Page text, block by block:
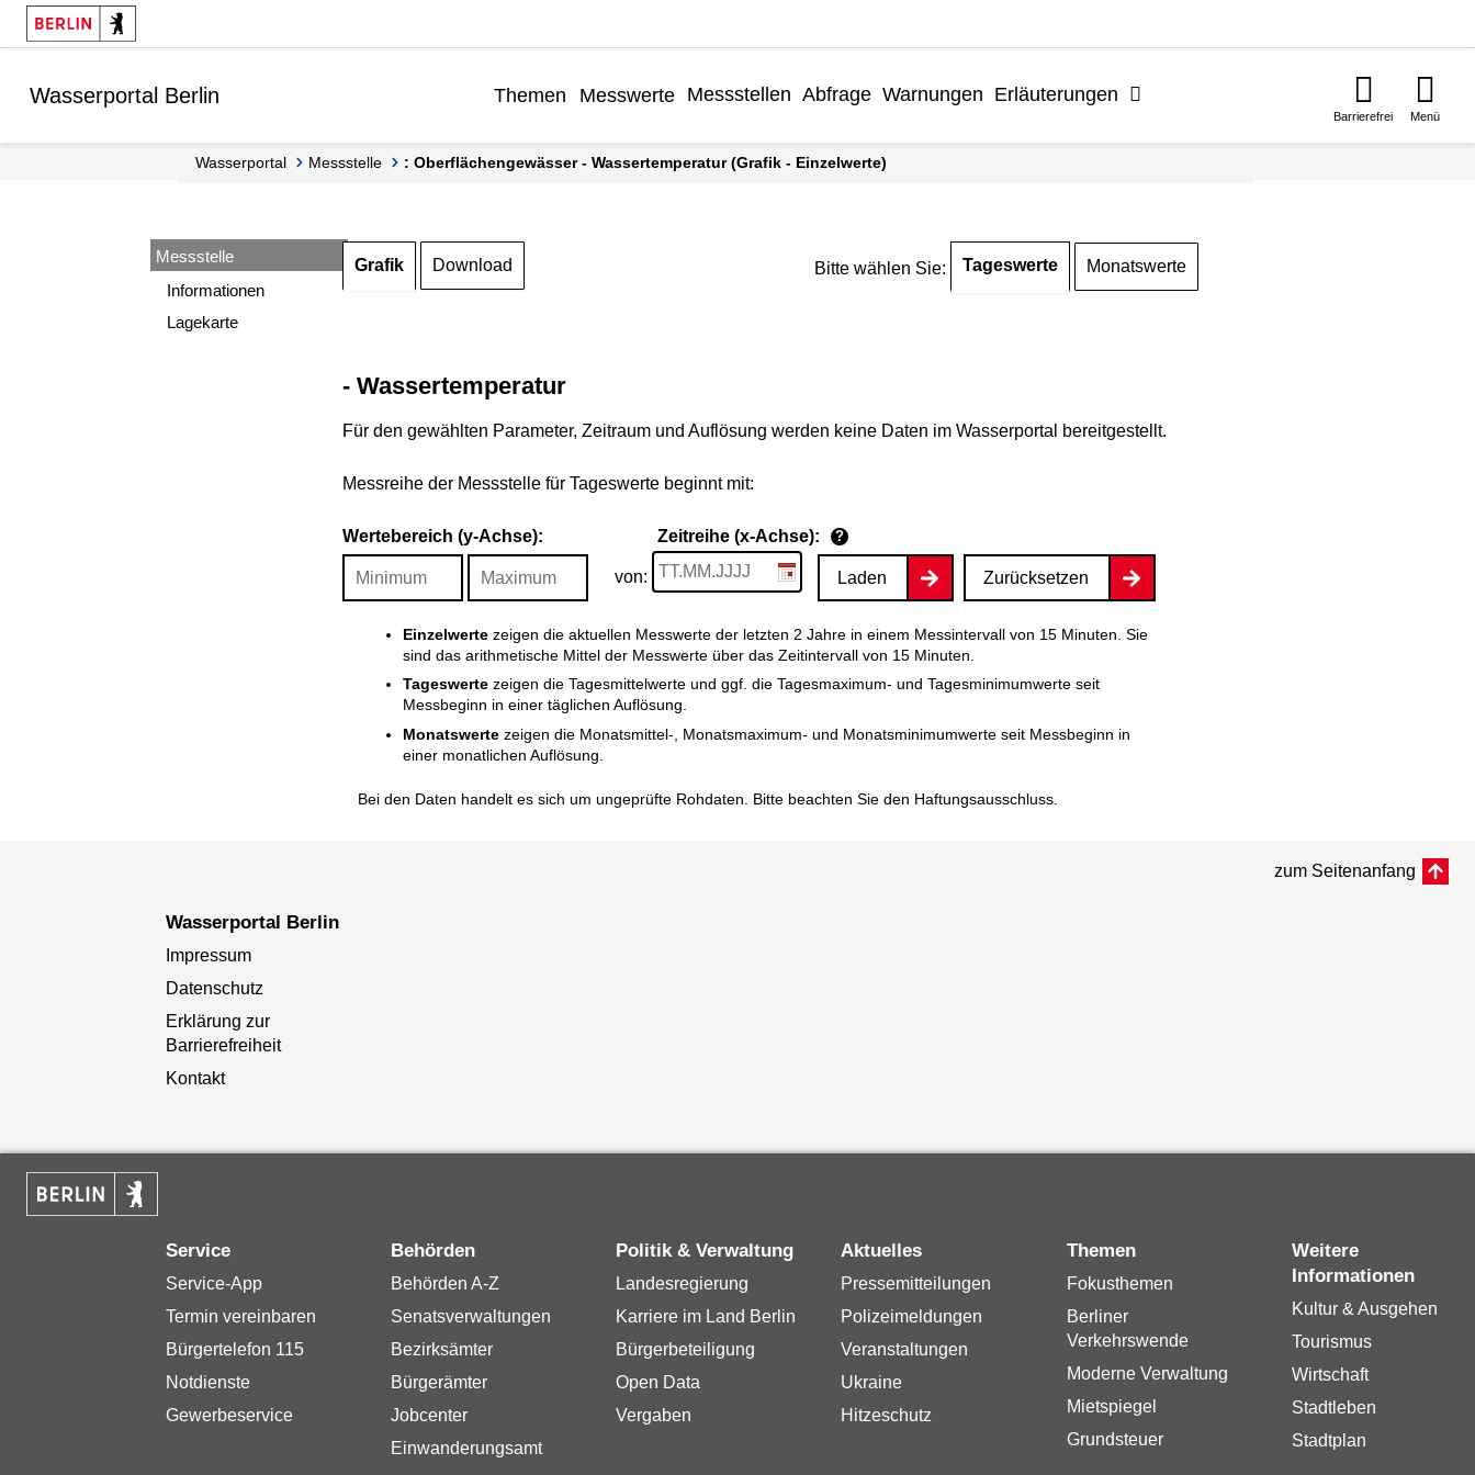
Springe zur Navigation
Springe zum Inhalt
Wasserportal Berlin Themen Messwerte Messstellen Abfrage Warnungen Erläuterungen
Barrierefrei Menü
Wasserportal Messstelle : Oberflächengewässer - Wassertemperatur (Grafik - Einzelwerte)
Messstelle
Informationen
Lagekarte
Grafik Download Bitte wählen Sie: Tageswerte Monatswerte
- Wassertemperatur
Für den gewählten Parameter, Zeitraum und Auflösung werden keine Daten im Wasserportal bereitgestellt.
Messreihe der Messstelle für Tageswerte beginnt mit:
Wertebereich (y-Achse): Zeitreihe (x-Achse): ?
von: Laden Zurücksetzen
Einzelwertezeigen die aktuellen Messwerte der letzten 2 Jahre in einem Messintervall von 15 Minuten. Sie
sind das arithmetische Mittel der Messwerte über das Zeitintervall von 15 Minuten.
Tageswertezeigen die Tagesmittelwerte und ggf. die Tagesmaximum- und Tagesminimumwerte seit
Messbeginn in einer täglichen Auflösung.
Monatswertezeigen die Monatsmittel-, Monatsmaximum- und Monatsminimumwerte seit Messbeginn in
einer monatlichen Auflösung.
Bei den Daten handelt es sich um ungeprüfte Rohdaten. Bitte beachten Sie den Haftungsausschluss.
zum Seitenanfang
Wasserportal Berlin
Impressum
Datenschutz
Erklärung zur
Barrierefreiheit
Kontakt
Service
Service-App
Termin vereinbaren
Bürgertelefon 115
Notdienste
Gewerbeservice
Behörden
Behörden A-Z
Senatsverwaltungen
Bezirksämter
Bürgerämter
Jobcenter
Einwanderungsamt
Politik & Verwaltung
Landesregierung
Karriere im Land Berlin
Bürgerbeteiligung
Open Data
Vergaben
Aktuelles
Pressemitteilungen
Polizeimeldungen
Veranstaltungen
Ukraine
Hitzeschutz
Themen
Fokusthemen
Berliner
Verkehrswende
Moderne Verwaltung
Mietspiegel
Grundsteuer
Weitere
Informationen
Kultur & Ausgehen
Tourismus
Wirtschaft
Stadtleben
Stadtplan